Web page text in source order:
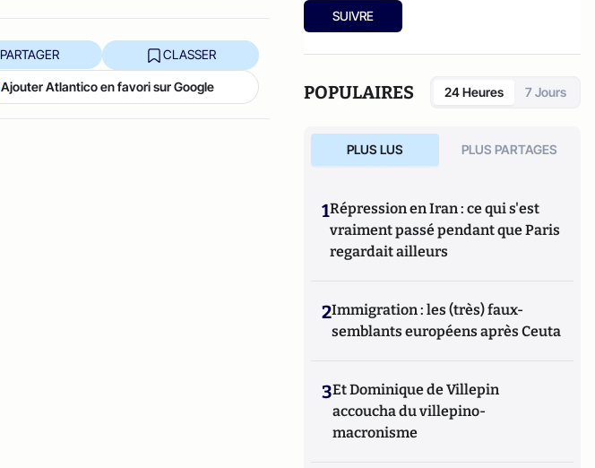
PARTAGER CLASSER
Ajouter Atlantico en favori sur Google
SUIVRE
POPULAIRES 24 Heures 7 Jours
PLUS LUS PLUS PARTAGES
1Répression en Iran : ce qui s'est
vraiment passé pendant que Paris
regardait ailleurs
2Immigration : les (très) faux-
semblants européens après Ceuta
3Et Dominique de Villepin
accoucha du villepino-
macronisme